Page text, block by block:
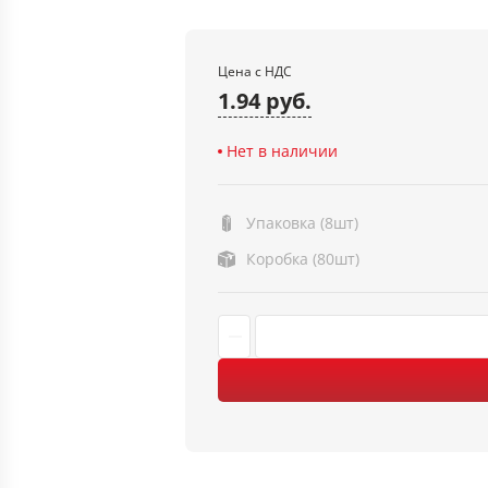
Цена с НДС
1.94 руб.
Нет в наличии
Упаковка (8шт)
Коробка (80шт)